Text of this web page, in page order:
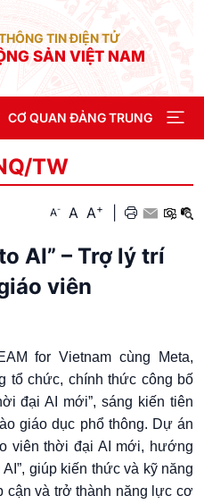
TIN ĐIỆN TỬ
SẢN VIỆT NAM
CƠ QUAN ĐẢNG TRUNG ƯƠNG
TW
A- A A+
AI” – Trợ lý trí
viên
for Vietnam cùng Meta,
tổ chức, chính thức công bố
đại AI mới”, sáng kiến tiên
giáo dục phổ thông. Dự án
viên thời đại AI mới, hướng
giúp kiến thức và kỹ năng
cận và trở thành năng lực cơ